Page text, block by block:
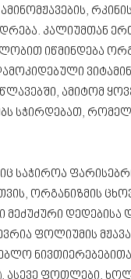
კალიუმთან
იწმინდება
ვიტამინ
ამიტომ
სჭირდებათ,
საჭიროა
ორგანიზმის
დედებისა
ფოლიუმის
ფოთლები,